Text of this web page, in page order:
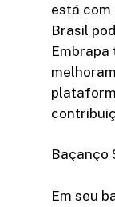
está com
Brasil
Embrapa
Baçanço
Em seu